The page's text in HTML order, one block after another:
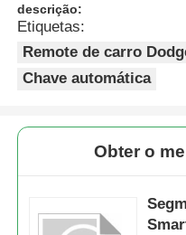
descrição:
Etiquetas:
Remote de carro
Chave automática
Obter o